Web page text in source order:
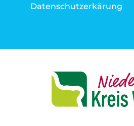
Datenschutzerkärung